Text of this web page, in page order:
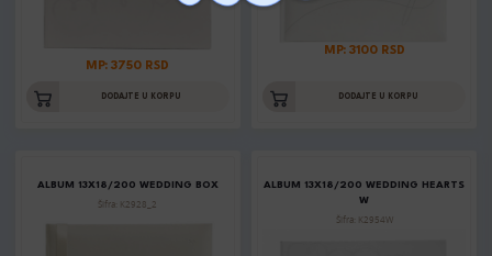
MP: 3750 RSD
DODAJTE U KORPU
MP: 3100 RSD
DODAJTE U KORPU
ALBUM 13X18/200 WEDDING BOX
Šifra: K2928_2
ALBUM 13X18/200 WEDDING HEARTS
W
Šifra: K2954W